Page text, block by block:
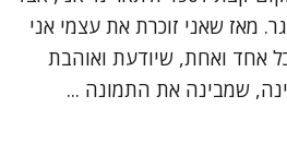
מאז שאני זוכרת את עצמי אני
אחד ואחת, שיודעת ואוהבת
שמבינה את התמונה ...